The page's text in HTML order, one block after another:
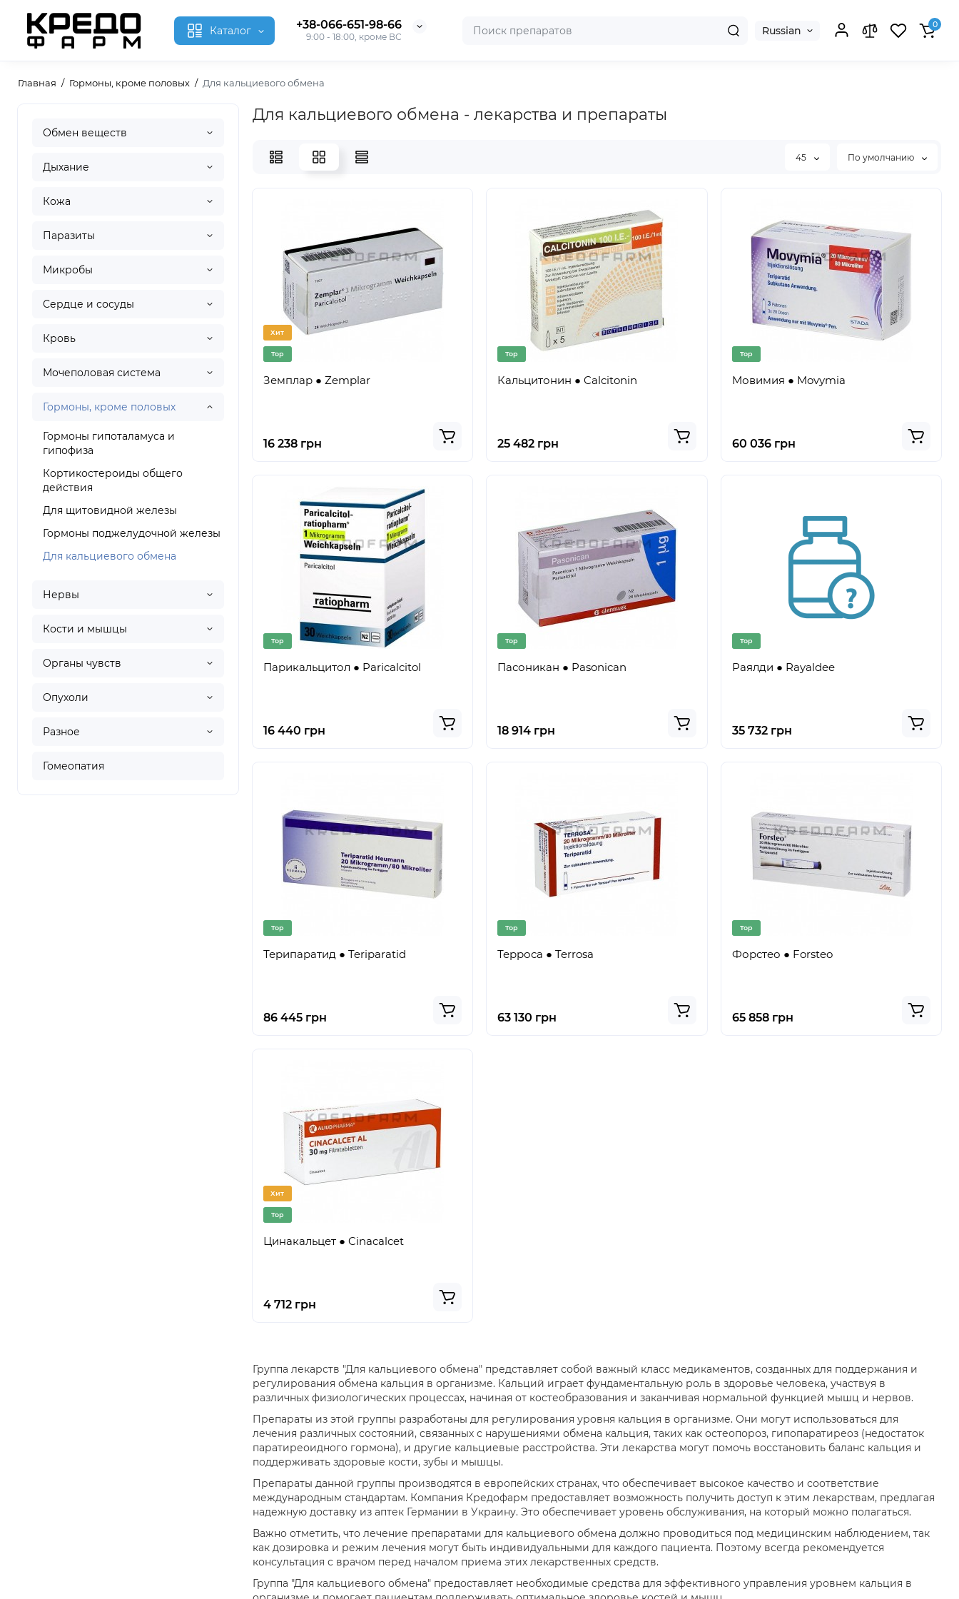
Каталог +38-066-651-98-66
9:00 - 18:00, кроме ВС Russian 0
Главная Гормоны, кроме половых Для кальциевого обмена
Обмен веществ
Дыхание
Кожа
Паразиты
Микробы
Сердце и сосуды
Кровь
Мочеполовая система
Гормоны, кроме половых
Гормоны гипоталамуса и
гипофиза
Кортикостероиды общего
действия
Для щитовидной железы
Гормоны поджелудочной железы
Для кальциевого обмена
Нервы
Кости и мышцы
Органы чувств
Опухоли
Разное
Гомеопатия
Для кальциевого обмена - лекарства и препараты
45 По умолчанию
Хит
Top
Земплар ● Zemplar
16 238 грн
Top
Кальцитонин ● Calcitonin
25 482 грн
Top
Мовимия ● Movymia
60 036 грн
Top
Парикальцитол ● Paricalcitol
16 440 грн
Top
Пасоникан ● Pasonican
18 914 грн
Top
Раялди ● Rayaldee
35 732 грн
Top
Терипаратид ● Teriparatid
86 445 грн
Top
Терроса ● Terrosa
63 130 грн
Top
Форстео ● Forsteo
65 858 грн
Хит
Top
Цинакальцет ● Cinacalcet
4 712 грн
Группа лекарств "Для кальциевого обмена" представляет собой важный класс медикаментов, созданных для поддержания и
регулирования обмена кальция в организме. Кальций играет фундаментальную роль в здоровье человека, участвуя в
различных физиологических процессах, начиная от костеобразования и заканчивая нормальной функцией мышц и нервов.
Препараты из этой группы разработаны для регулирования уровня кальция в организме. Они могут использоваться для
лечения различных состояний, связанных с нарушениями обмена кальция, таких как остеопороз, гипопаратиреоз (недостаток
паратиреоидного гормона), и другие кальциевые расстройства. Эти лекарства могут помочь восстановить баланс кальция и
поддерживать здоровые кости, зубы и мышцы.
Препараты данной группы производятся в европейских странах, что обеспечивает высокое качество и соответствие
международным стандартам. Компания Кредофарм предоставляет возможность получить доступ к этим лекарствам, предлагая
надежную доставку из аптек Германии в Украину. Это обеспечивает уровень обслуживания, на который можно полагаться.
Важно отметить, что лечение препаратами для кальциевого обмена должно проводиться под медицинским наблюдением, так
как дозировка и режим лечения могут быть индивидуальными для каждого пациента. Поэтому всегда рекомендуется
консультация с врачом перед началом приема этих лекарственных средств.
Группа "Для кальциевого обмена" предоставляет необходимые средства для эффективного управления уровнем кальция в